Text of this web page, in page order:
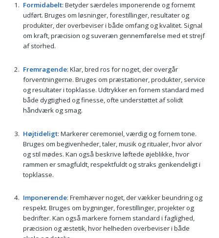
Formidabelt: Betyder særdeles imponerende og fornemt
udført. Bruges om løsninger, forestillinger, resultater og
produkter, der overbeviser i både omfang og kvalitet. Signal
om kraft, præcision og suveræn gennemførelse med et strejf
af storhed.
Fremragende: Klar, bred ros for noget, der overgår
forventningerne. Bruges om præstationer, produkter, service
og resultater i topklasse. Udtrykker en fornem standard med
både dygtighed og finesse, ofte understøttet af solidt
håndværk og smag.
Højtideligt: Markerer ceremoniel, værdig og fornem tone.
Bruges om begivenheder, taler, musik og ritualer, hvor alvor
og stil mødes. Kan også beskrive løftede øjeblikke, hvor
rammen er smagfuldt, respektfuldt og straks genkendeligt i
topklasse.
Imponerende: Fremhæver noget, der vækker beundring og
respekt. Bruges om bygninger, forestillinger, projekter og
bedrifter. Kan også markere fornem standard i faglighed,
præcision og æstetik, hvor helheden overbeviser i både